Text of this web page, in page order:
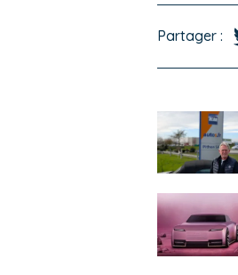
Partager :